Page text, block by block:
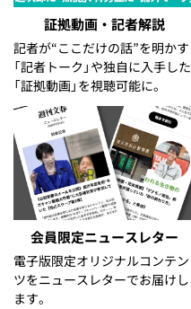
証拠動画・記者解説
記者が“ここだけの話”を明かす
「記者トーク」や独自に入手した
「証拠動画」を視聴可能に。
会員限定ニュースレター
電子版限定オリジナルコンテン
ツをニュースレターでお届けし
ます。